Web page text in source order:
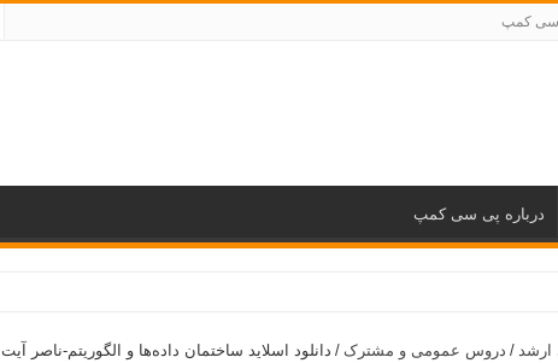
سی کمپ
درباره پی سی کمپ
ارشد / دروس عمومی و مشترک / دانلود اسلاید ساختمان داده‌ها و الگوريتم-ناصر آیت